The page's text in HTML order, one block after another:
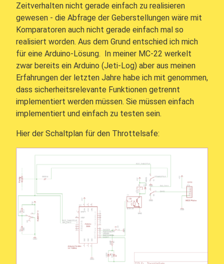
Zeitverhalten nicht gerade einfach zu realisieren
gewesen - die Abfrage der Geberstellungen wäre mit
Komparatoren auch nicht gerade einfach mal so
realisiert worden. Aus dem Grund entschied ich mich
für eine Arduino-Lösung. In meiner MC-22 werkelt
zwar bereits ein Arduino (Jeti-Log) aber aus meinen
Erfahrungen der letzten Jahre habe ich mit genommen,
dass sicherheitsrelevante Funktionen getrennt
implementiert werden müssen. Sie müssen einfach
implementiert und einfach zu testen sein.
Hier der Schaltplan für den Throttelsafe: